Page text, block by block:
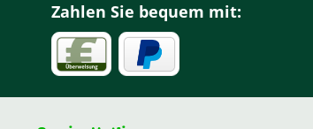
Zahlen Sie bequem mit: